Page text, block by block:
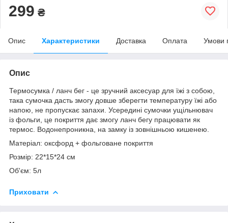
299 ₴
Опис Характеристики Доставка Оплата Умови
Опис
Термосумка / ланч бег - це зручний аксесуар для їжі з собою,
така сумочка дасть змогу довше зберегти температуру їжі або
напою, не пропускає запахи. Усередині сумочки ущільнювач
із фольги, це покриття дає змогу ланч бегу працювати як
термос. Водонепроникна, на замку із зовнішньою кишенею.
Матеріал: оксфорд + фольговане покриття
Розмір: 22*15*24 см
Об'єм: 5л
Приховати